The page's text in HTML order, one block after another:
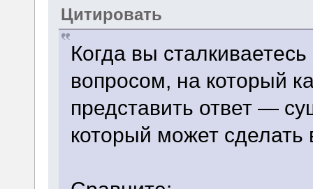
Цитировать
Когда вы
вопросом, на который
представить ответ —
который может